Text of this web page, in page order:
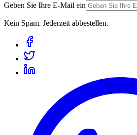
Geben Sie Ihre E-Mail ein
Kein Spam. Jederzeit abbestellen.